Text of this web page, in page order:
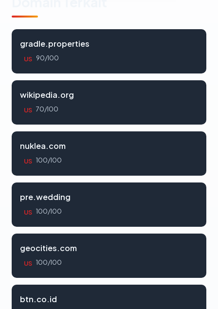
gradle.properties
US 90/100
wikipedia.org
US 70/100
nuklea.com
US 100/100
pre.wedding
US 100/100
geocities.com
US 100/100
btn.co.id